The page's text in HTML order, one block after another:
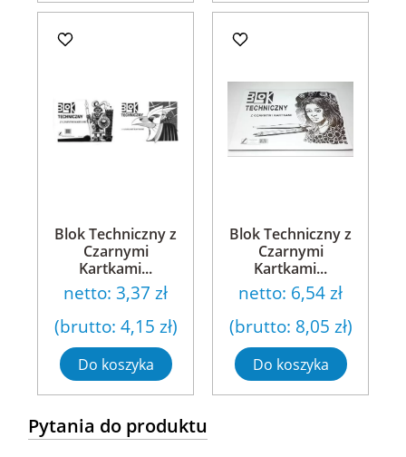
Blok Techniczny z
Czarnymi
Kartkami...
netto: 3,37 zł
(brutto: 4,15 zł)
Do koszyka
Blok Techniczny z
Czarnymi
Kartkami...
netto: 6,54 zł
(brutto: 8,05 zł)
Do koszyka
Pytania do produktu